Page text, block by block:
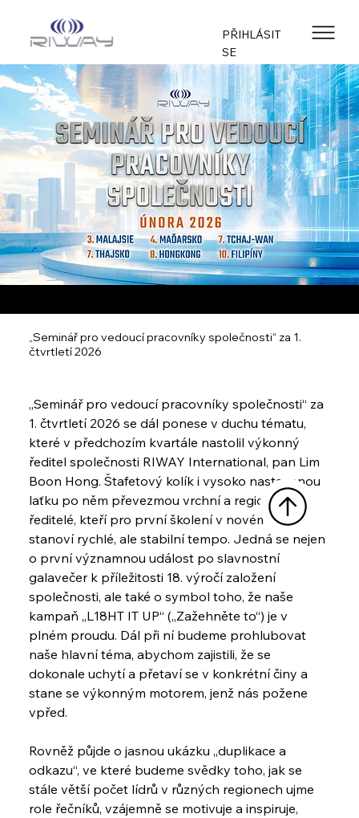
PŘIHLÁSIT
SE
„Seminář pro vedoucí pracovníky společnosti“ za 1.
čtvrtletí 2026
„Seminář pro vedoucí pracovníky společnosti“ za
1. čtvrtletí 2026 se dál ponese v duchu tématu,
které v předchozím kvartále nastolil výkonný
ředitel společnosti RIWAY International, pan Lim
Boon Hong. Štafetový kolík i vysoko nastavenou
laťku po něm převezmou vrchní a regionální
ředitelé, kteří pro první školení v novém roce
stanoví rychlé, ale stabilní tempo. Jedná se nejen
o první významnou událost po slavnostní
galavečer k příležitosti 18. výročí založení
společnosti, ale také o symbol toho, že naše
kampaň „L18HT IT UP“ („Zažehněte to“) je v
plném proudu. Dál při ní budeme prohlubovat
naše hlavní téma, abychom zajistili, že se
dokonale uchytí a přetaví se v konkrétní činy a
stane se výkonným motorem, jenž nás požene
vpřed.
Rovněž půjde o jasnou ukázku „duplikace a
odkazu“, ve které budeme svědky toho, jak se
stále větší počet lídrů v různých regionech ujme
role řečníků, vzájemně se motivuje a inspiruje,